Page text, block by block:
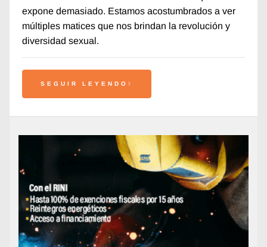
expone demasiado. Estamos acostumbrados a ver
múltiples matices que nos brindan la revolución y
diversidad sexual.
SEGUIR LEYENDO